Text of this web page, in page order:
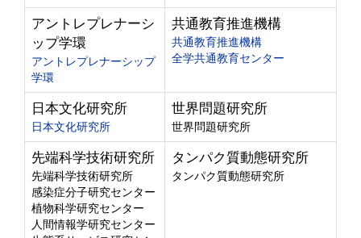
アントレプレナーシ
ップ学環
アントレプレナーシップ
学環
共通教育推進機構
共通教育推進機構
全学共通教育センター
日本文化研究所
日本文化研究所
世界問題研究所
世界問題研究所
先端科学技術研究所
先端科学技術研究所
感染症分子研究センター
植物科学研究センター
人間情報学研究センター
タンパク質動態研究所
タンパク質動態研究所